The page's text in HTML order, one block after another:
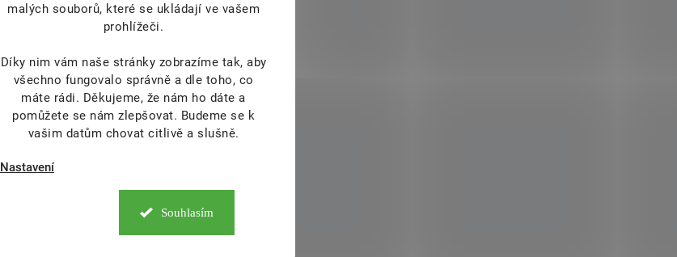
malých souborů, které se ukládají ve vašem
prohlížeči.
Díky nim vám naše stránky zobrazíme tak, aby
všechno fungovalo správně a dle toho, co
máte rádi. Děkujeme, že nám ho dáte a
pomůžete se nám zlepšovat. Budeme se k
vašim datům chovat citlivě a slušně.
Nastavení
Souhlasím